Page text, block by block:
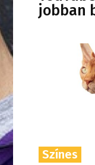
jobban
Színes